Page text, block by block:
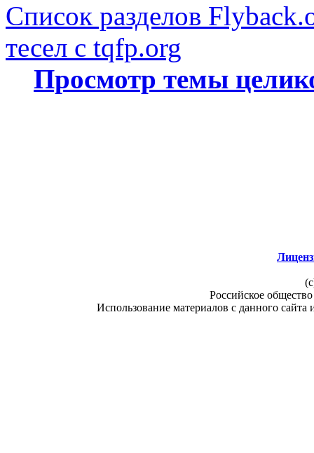
Список разделов
тесел с tqfp.org
Просмотр темы
Российское
Использование материалов с данного